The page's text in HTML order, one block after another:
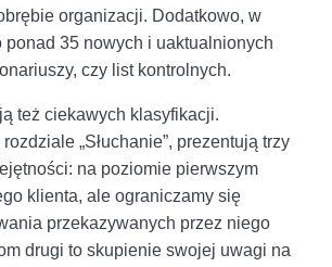
organizacji. Dodatkowo, w
ponad 35 nowych i uaktualnionych
czy list kontrolnych.
też ciekawych klasyfikacji.
„Słuchanie”, prezentują trzy
na poziomie pierwszym
klienta, ale ograniczamy się
przekazywanych przez niego
drugi to skupienie swojej uwagi na